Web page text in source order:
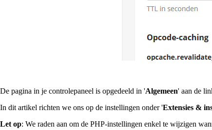
De pagina in je controlepaneel is opgedeeld in 'Algemeen' aan de
In dit artikel richten we ons op de instellingen onder 'Extensies &
Let op: We raden aan om de PHP-instellingen enkel te wijzigen